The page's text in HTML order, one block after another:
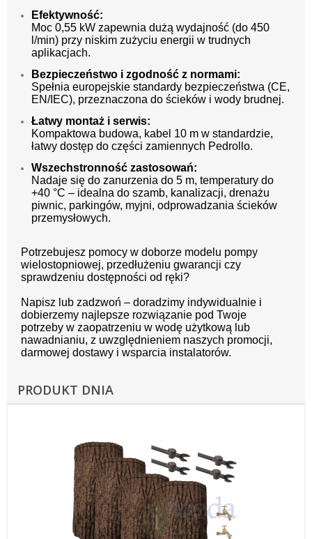
Efektywność:
Moc 0,55 kW zapewnia dużą wydajność (do 450
l/min) przy niskim zużyciu energii w trudnych
aplikacjach.
Bezpieczeństwo i zgodność z normami:
Spełnia europejskie standardy bezpieczeństwa (CE,
EN/IEC), przeznaczona do ścieków i wody brudnej.
Łatwy montaż i serwis:
Kompaktowa budowa, kabel 10 m w standardzie,
łatwy dostęp do części zamiennych Pedrollo.
Wszechstronność zastosowań:
Nadaje się do zanurzenia do 5 m, temperatury do
+40 °C – idealna do szamb, kanalizacji, drenażu
piwnic, parkingów, myjni, odprowadzania ścieków
przemysłowych.
Potrzebujesz pomocy w doborze modelu pompy
wielostopniowej, przedłużeniu gwarancji czy
sprawdzeniu dostępności od ręki?
Napisz lub zadzwoń – doradzimy indywidualnie i
dobierzemy najlepsze rozwiązanie pod Twoje
potrzeby w zaopatrzeniu w wodę użytkową lub
nawadnianiu, z uwzględnieniem naszych promocji,
darmowej dostawy i wsparcia instalatorów.
PRODUKT DNIA